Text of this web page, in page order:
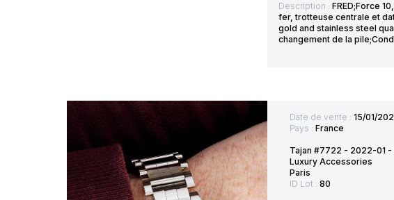
Description : FRED;Force
fer, trotteuse centrale et
gold and stainless steel
changement de la
Date de vente : 15/01/
Pays : France
Tajan #7722 - 2022-01 -
Luxury Accessories
Paris
ID Lot : 80